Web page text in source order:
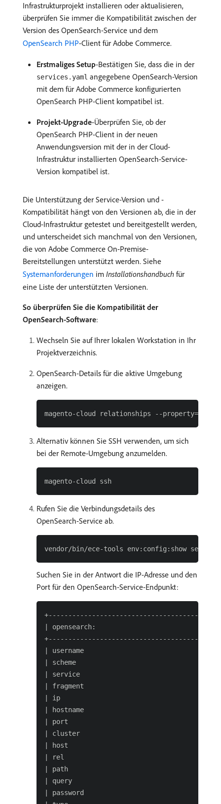
Infrastrukturprojekt installieren oder aktualisieren,
überprüfen Sie immer die Kompatibilität zwischen der
Version des OpenSearch-Service und dem
OpenSearch PHP-Client für Adobe Commerce.
Erstmaliges Setup-Bestätigen Sie, dass die in der
services.yaml angegebene OpenSearch-Version
mit dem für Adobe Commerce konfigurierten
OpenSearch PHP-Client kompatibel ist.
Projekt-Upgrade-Überprüfen Sie, ob der
OpenSearch PHP-Client in der neuen
Anwendungsversion mit der in der Cloud-
Infrastruktur installierten OpenSearch-Service-
Version kompatibel ist.
Die Unterstützung der Service-Version und -
Kompatibilität hängt von den Versionen ab, die in der
Cloud-Infrastruktur getestet und bereitgestellt werden,
und unterscheidet sich manchmal von den Versionen,
die von Adobe Commerce On-Premise-
Bereitstellungen unterstützt werden. Siehe
Systemanforderungen im Installationshandbuch für
eine Liste der unterstützten Versionen.
So überprüfen Sie die Kompatibilität der
OpenSearch-Software:
Wechseln Sie auf Ihrer lokalen Workstation in Ihr
Projektverzeichnis.
OpenSearch-Details für die aktive Umgebung
anzeigen.
Alternativ können Sie SSH verwenden, um sich
bei der Remote-Umgebung anzumelden.
Rufen Sie die Verbindungsdetails des
OpenSearch-Service ab.
Suchen Sie in der Antwort die IP-Adresse und den
Port für den OpenSearch-Service-Endpunkt:
+------------------------------------------
| opensearch:
+------------------------------------------
| username
| scheme
| service                                  |
| fragment
| ip                                       |
| hostname                                 |
| port
| cluster                                  |
| host                                     |
| rel                                      |
| path
| query
| password